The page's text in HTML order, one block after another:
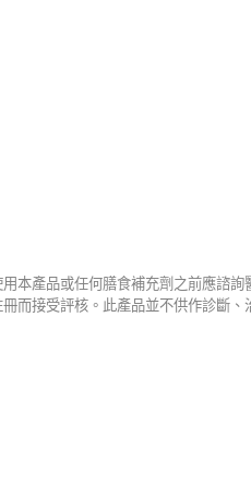
本產品或任何膳食補充劑之前應諮詢
而接受評核。此產品並不供作診斷、